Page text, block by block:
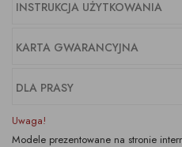
INSTRUKCJA UŻYTKOWANIA
KARTA GWARANCYJNA
DLA PRASY
Uwaga!
Modele prezentowane na stronie